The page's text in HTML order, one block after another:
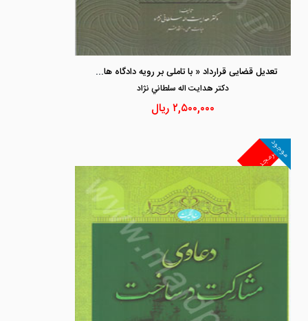
تعدیل قضایی قرارداد « با تاملی بر رویه دادگاه های ایران در دعاوی بانکی »
دكتر هدايت اله سلطاني نژاد
۲,۵۰۰,۰۰۰ریال
غیرمجد
موجود